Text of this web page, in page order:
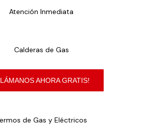
Atención Inmediata
Calderas de Gas
AHORA GRATIS!
de Gas y Eléctricos